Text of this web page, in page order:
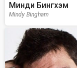
Минди Бингхэм
Mindy Bingham